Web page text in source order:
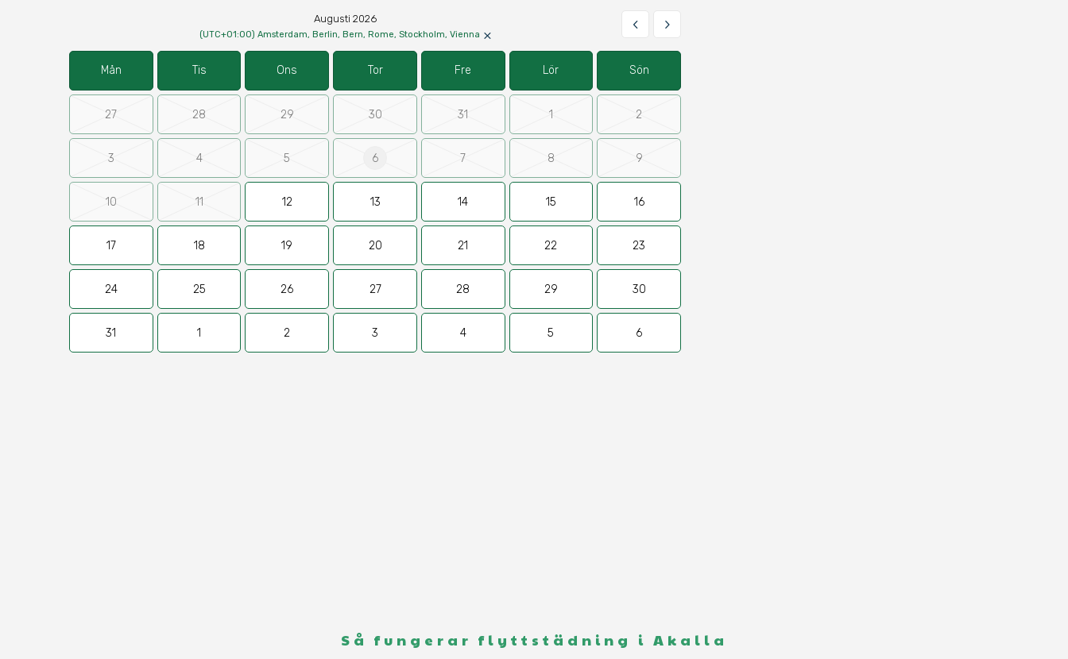
Augusti 2026
(UTC+01:00) Amsterdam, Berlin, Bern, Rome, Stockholm, Vienna ×
keyboard_arrow_left keyboard_arrow_right
Mån Tis Ons Tor Fre Lör Sön
27 28 29 30 31 1 2
3 4 5 6 7 8 9
10 11 12 13 14 15 16
17 18 19 20 21 22 23
24 25 26 27 28 29 30
31 1 2 3 4 5 6
Så fungerar flyttstädning i Akalla